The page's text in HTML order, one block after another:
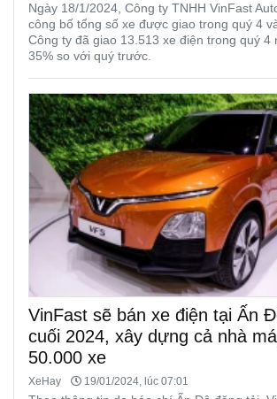
Ngày 18/1/2024, Công ty TNHH VinFast
công bố tổng số xe được giao trong quý 4
Công ty đã giao 13.513 xe điện trong quý 4
35% so với quý trước.
VinFast sẽ bán xe điện tại Ấn
cuối 2024, xây dựng cả nhà
50.000 xe
XeHay 19/01/2024, lúc 07:01